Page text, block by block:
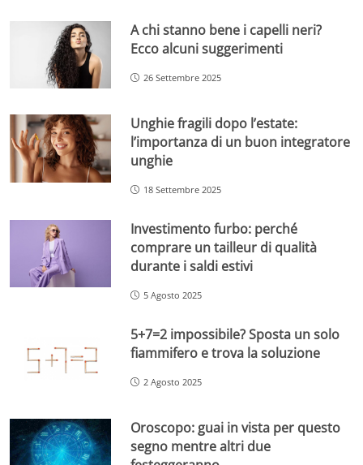
A chi stanno bene i capelli neri?
Ecco alcuni suggerimenti
26 Settembre 2025
Unghie fragili dopo l’estate:
l’importanza di un buon integratore
unghie
18 Settembre 2025
Investimento furbo: perché
comprare un tailleur di qualità
durante i saldi estivi
5 Agosto 2025
5+7=2 impossibile? Sposta un solo
fiammifero e trova la soluzione
2 Agosto 2025
Oroscopo: guai in vista per questo
segno mentre altri due